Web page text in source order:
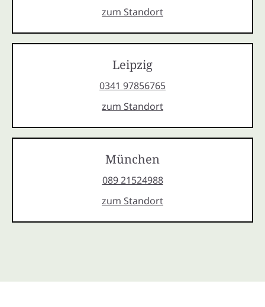
zum Standort
Leipzig
0341 97856765
zum Standort
München
089 21524988
zum Standort